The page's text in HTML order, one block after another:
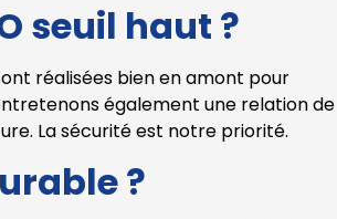
seuil haut ?
réalisées bien en amont pour
également une relation de
La sécurité est notre priorité.
?